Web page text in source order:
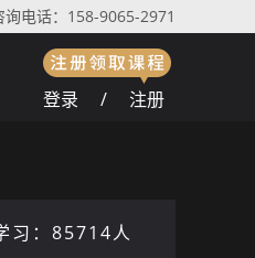
询电话：158-9065-2971
登录
/ 注册
习：85714人